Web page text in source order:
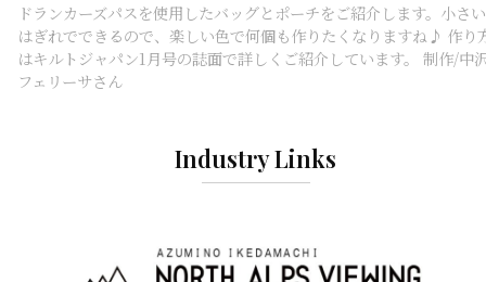
ドランカーズパスを使用したバッグとポーチをご紹介します。小さい
はぎれでできるので、楽しい色で何個も作りたくなりますね♪ 作り
はキルトジャパン1月号の誌面で詳しくご紹介しています。 制作/中
フェリーサさん
Industry Links